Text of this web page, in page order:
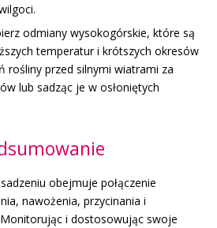
odmiany wysokogórskie, które są
temperatur i krótszych okresów
rośliny przed silnymi wiatrami za
lub sadząc je w osłoniętych
obejmuje połączenie
nawożenia, przycinania i
i dostosowując swoje